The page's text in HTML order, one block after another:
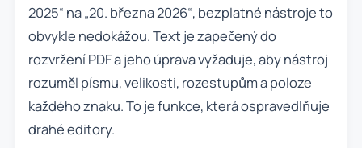
2025“ na „20. března 2026“, bezplatné nástroje to
obvykle nedokážou. Text je zapečený do
rozvržení PDF a jeho úprava vyžaduje, aby nástroj
rozuměl písmu, velikosti, rozestupům a poloze
každého znaku. To je funkce, která ospravedlňuje
drahé editory.